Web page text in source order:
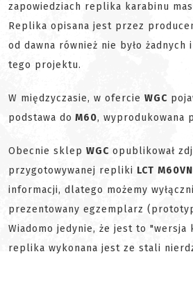
zapowiedziach replika karabinu
Replika opisana jest przez
od dawna również nie było
tego projektu.
W międzyczasie, w ofercie WGC
podstawa do M60, wyprodukowana
Obecnie sklep WGC opublikował
przygotowywanej repliki LCT M60VN
informacji, dlatego możemy
prezentowany egzemplarz
Wiadomo jedynie, że jest to "wersja
replika wykonana jest ze stali